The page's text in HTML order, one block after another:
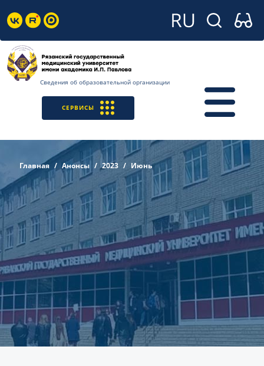
Сведения об образовательной организации
СЕРВИСЫ
Главная Анонсы 2023 Июнь